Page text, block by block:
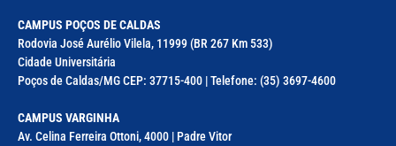
CAMPUS POÇOS DE CALDAS
Rodovia José Aurélio Vilela, 11999 (BR 267 Km 533)
Cidade Universitária
Poços de Caldas/MG CEP: 37715-400 | Telefone: (35) 3697-4600
CAMPUS VARGINHA
Av. Celina Ferreira Ottoni, 4000 | Padre Vitor